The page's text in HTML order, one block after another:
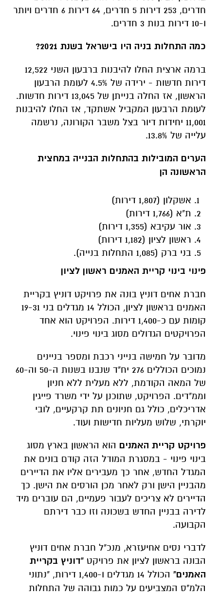
חדרים, 253 דירות 5 חדרים, 64 דירות 6 חדרים ויותר
ו-10 דירות בנות 3 חדרים.
כמה התחלות בניה היו בישראל בשנת 2021?
ברמה ארצית החלו להיבנות ברבעון השני 12,522
דירות חדשות - ירידה של 4.5% לעומת הרבעון
הראשון, אז החלה בנייתן של 13,045 דירות חדשות.
לעומת הרבעון המקביל אשתקד, אז החלו להיבנות
11,001 יחידות דיור בצל משבר הקורונה, נרשמה
עלייה של 13.8%.
הערים המובילות בהתחלות הבנייה במחצית
הראשונה הן
אשקלון (1,807 דירות)
ת"א (1,766 דירות)
אור עקיבא (1,355 דירות)
ראשון לציון (1,182 דירות)
בני ברק (1,085 התחלות בנייה).
פינוי בינוי קריית האמנים ראשון לציון
חברת אחים דוניץ בונה את פרויקט דוניץ בקריית
האמנים בראשון לציון, הכולל 14 מגדלים בני 19-31
קומות עם כ-1,400 דירות. הפרויקט הוא אחד
הפרויקטים הגדולים מסוג בינוי פינוי.
מדובר על חמישה בנייני רכבת ומספר בניינים
נמוכים הכוללים 276 יח"ד שנבנו בשנות ה-50 וה-60
של המאה הקודמת, ללא מעלית ללא חניון
וממ"דים. הפרויקט, שתוכנן על ידי משרד פייגין
אדריכלים, כולל גם חניונים תת קרקעיים, לובי
יוקרתי, שלוש מעליות חדישות ועוד.
פרויקט קריית האמנים הוא הראשון בארץ מסוג
בינוי פינוי - במסגרת המודל הזה קודם בונים את
המגדל החדש, אחר כך מעבירים אליו את הדיירים
מהבניין הישן ורק לאחר מכן הורסים את הישן. כך
הדיירים לא צריכים לעבור פעמיים, הם עוברים מיד
לדירה בבניין החדש בשכונה וזו כבר דירתם
הקבועה.
לדברי נסים אחיעזרא, מנכ"ל חברת אחים דוניץ
הבונה בראשון לציון את פרויקט "דוניץ בקריית
האמנים"
הכולל 14 מגדלים ו-1,400 דירות, "נתוני
הלמ"ס המצביעים על כמות גבוהה של התחלות